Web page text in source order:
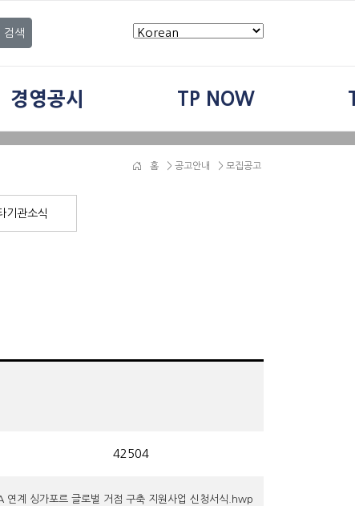
검색
경영공시 TP NOW
> 모집공고
> 공고안내
홈
기관소식
42504
연계 싱가포르 글로벌 거점 구축 지원사업 신청서식.hwp